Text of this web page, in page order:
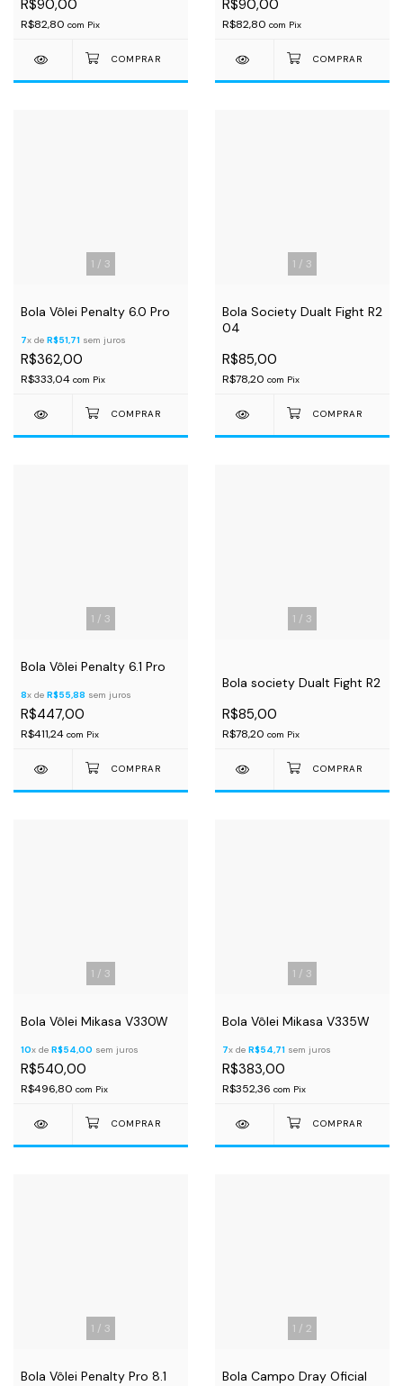
R$90,00
R$82,80 com Pix
R$90,00
R$82,80 com Pix
1 / 3
Bola Vôlei Penalty 6.0 Pro
7x de R$51,71 sem juros
R$362,00
R$333,04 com Pix
1 / 3
Bola Society Dualt Fight R2
04
R$85,00
R$78,20 com Pix
1 / 3
Bola Vôlei Penalty 6.1 Pro
8x de R$55,88 sem juros
R$447,00
R$411,24 com Pix
1 / 3
Bola society Dualt Fight R2
R$85,00
R$78,20 com Pix
1 / 3
Bola Vôlei Mikasa V330W
10x de R$54,00 sem juros
R$540,00
R$496,80 com Pix
1 / 3
Bola Vôlei Mikasa V335W
7x de R$54,71 sem juros
R$383,00
R$352,36 com Pix
1 / 3
Bola Vôlei Penalty Pro 8.1
1 / 2
Bola Campo Dray Oficial